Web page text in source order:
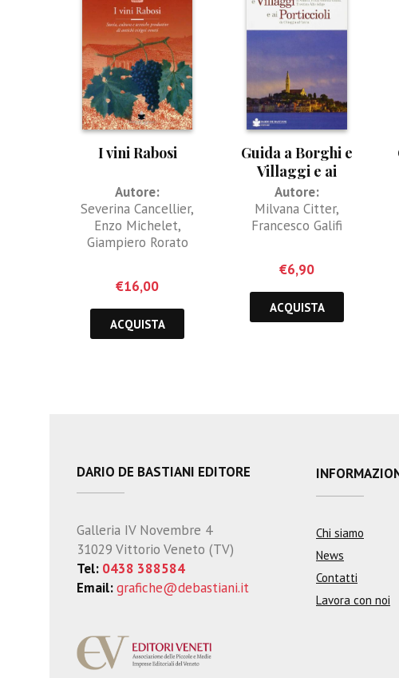
I vini Rabosi
Autore:
Severina Cancellier,
Enzo Michelet,
Giampiero Rorato
€16,00
ACQUISTA
Guida a Borghi e
Villaggi e ai
Porticcioli
Autore:
Milvana Citter,
Francesco Galifi
€6,90
ACQUISTA
DARIO DE BASTIANI EDITORE
Galleria IV Novembre 4
31029 Vittorio Veneto (TV)
Tel: 0438 388584
Email:grafiche@debastiani.it
Chi siamo
News
Contatti
Lavora con noi